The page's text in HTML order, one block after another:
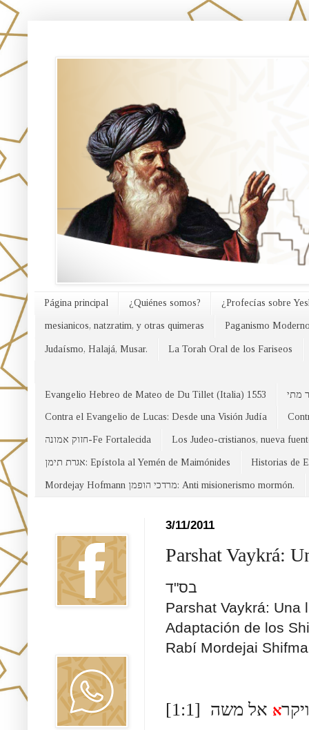
Página principal ¿Quiénes somos? ¿Profecías sobre
mesianicos, natzratim, y otras quimeras Paganismo
Judaísmo, Halajá, Musar. La Torah Oral de los Fariseos
Evangelio Hebreo de Mateo de Du Tillet (Italia) 1553
Contra el Evangelio de Lucas: Desde una Visión Judía
חזוק אמונה-Fe Fortalecida Los Judeo-cristianos, nueva
אגרת תימן: Epístola al Yemén de Maimónides Historias de
Mordejay Hofmann מרדכי הופמן: Anti misionerismo mormón.
3/11/2011
Parshat Vaykrá:
בס"ד
Parshat Vaykrá: Una
Adaptación de los
Rabí Mordejai
[1:1] ויקרא